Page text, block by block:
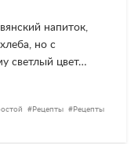
напиток,
но с
светлый цвет…
Рецепты
Рецепты